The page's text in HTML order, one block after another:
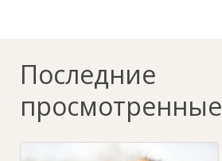
Последние
просмотренные